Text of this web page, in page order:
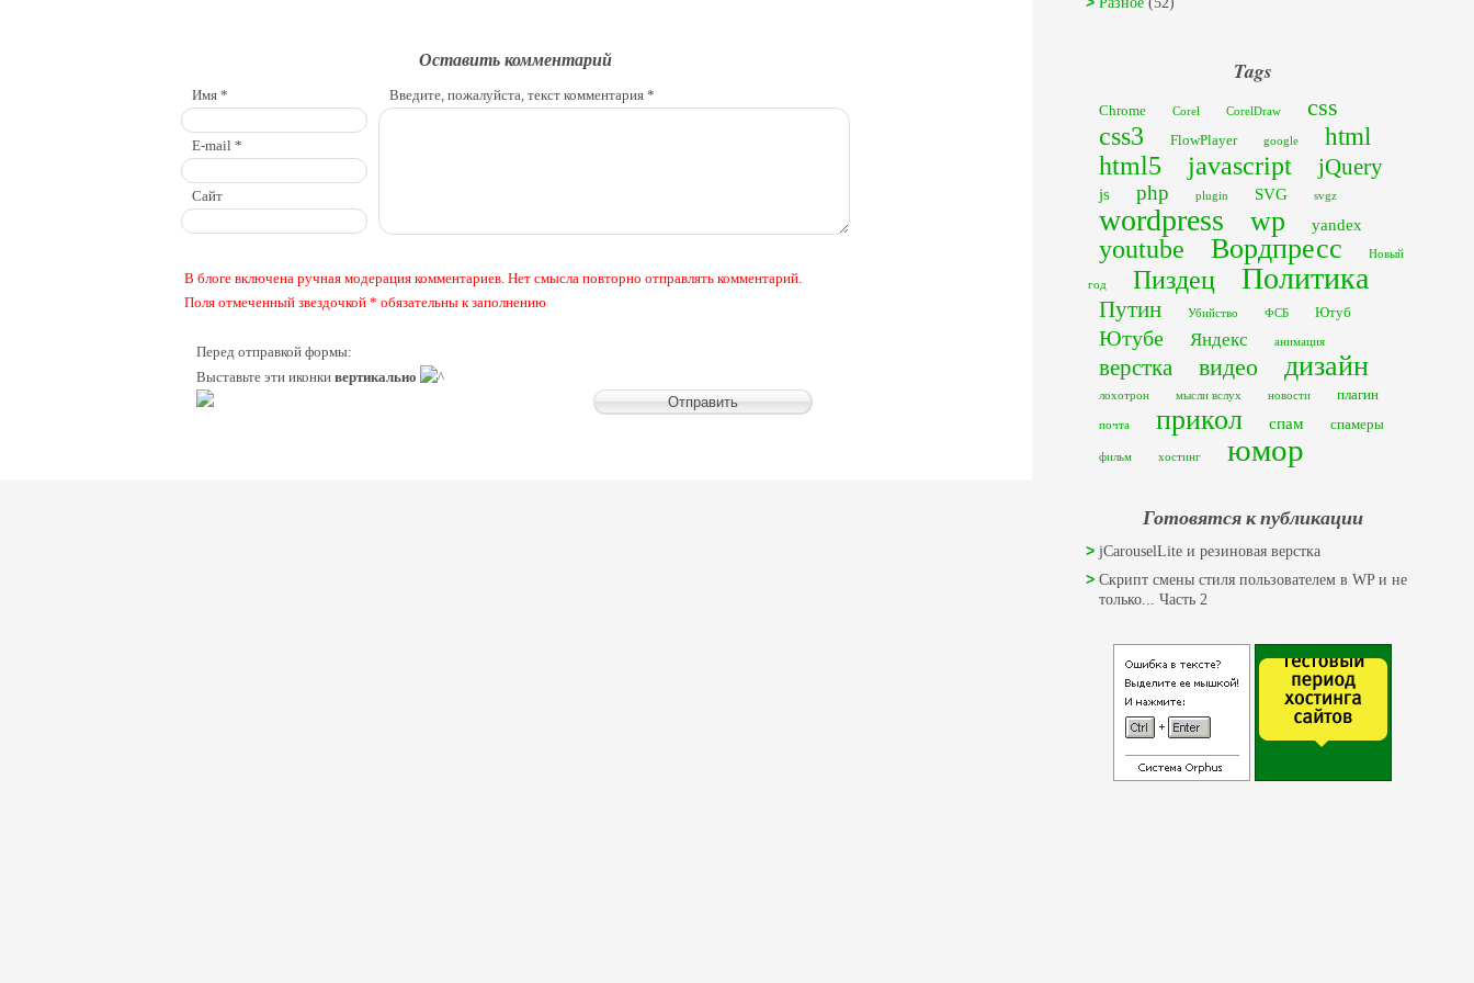
Оставить комментарий
Имя *
E-mail *
Сайт
Введите, пожалуйста, текст комментария *
В блоге включена ручная модерация комментариев. Нет смысла повторно отправлять комментарий.
Поля отмеченный звездочкой * обязательны к заполнению
Перед отправкой формы:
Выставьте эти иконкивертикально
Tags
Chrome Corel CorelDraw css
css3 FlowPlayer google html
html5 javascript jQuery
js php plugin SVG svgz
wordpress wp yandex
youtube Вордпресс Новый
год Пиздец Политика
Путин Убийство ФСБ Ютуб
Ютубе Яндекс анимация
верстка видео дизайн
лохотрон мысли вслух новости плагин
почта прикол спам спамеры
фильм хостинг юмор
Готовятся к публикации
jCarouselLite и резиновая верстка
Скрипт смены стиля пользователем в WP и не
только... Часть 2